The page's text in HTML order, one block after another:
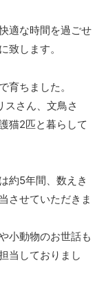
適な時間を過ごせ
致します。
育ちました。
スさん、文鳥さ
猫2匹と暮らして
約5年間、数えき
させていただきま
小動物のお世話も
当しておりまし